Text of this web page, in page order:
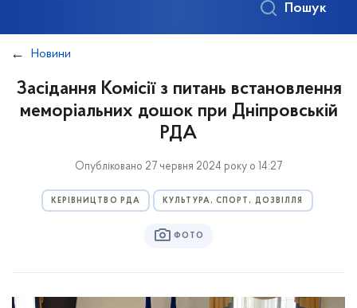
Пошук
Новини
Засідання Комісії з питань встановлення
меморіальних дошок при Дніпровській
РДА
Опубліковано 27 червня 2024 року о 14:27
КЕРІВНИЦТВО РДА КУЛЬТУРА, СПОРТ, ДОЗВІЛЛЯ
ФОТО